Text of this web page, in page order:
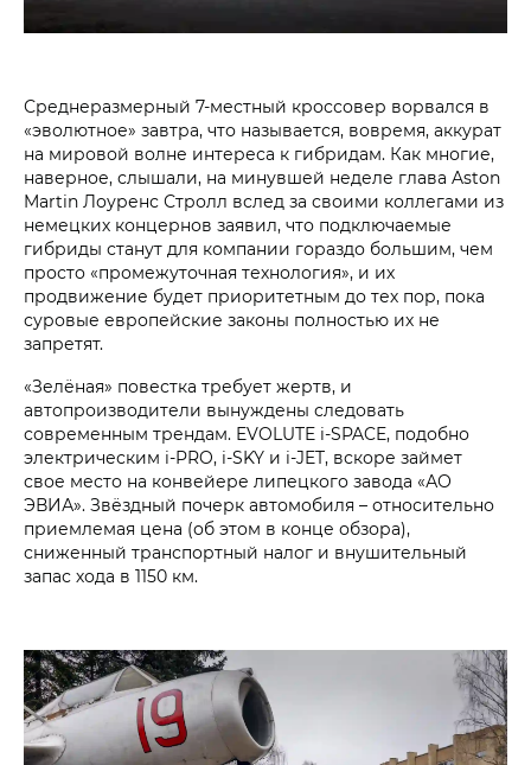
Среднеразмерный 7-местный кроссовер ворвался в
«эволютное» завтра, что называется, вовремя, аккурат
на мировой волне интереса к гибридам. Как многие,
наверное, слышали, на минувшей неделе глава Aston
Martin Лоуренс Стролл вслед за своими коллегами из
немецких концернов заявил, что подключаемые
гибриды станут для компании гораздо большим, чем
просто «промежуточная технология», и их
продвижение будет приоритетным до тех пор, пока
суровые европейские законы полностью их не
запретят.
«Зелёная» повестка требует жертв, и
автопроизводители вынуждены следовать
современным трендам. EVOLUTE i‑SPACE, подобно
электрическим i‑PRO, i‑SKY и i‑JET, вскоре займет
свое место на конвейере липецкого завода «АО
ЭВИА». Звёздный почерк автомобиля – относительно
приемлемая цена (об этом в конце обзора),
сниженный транспортный налог и внушительный
запас хода в 1150 км.